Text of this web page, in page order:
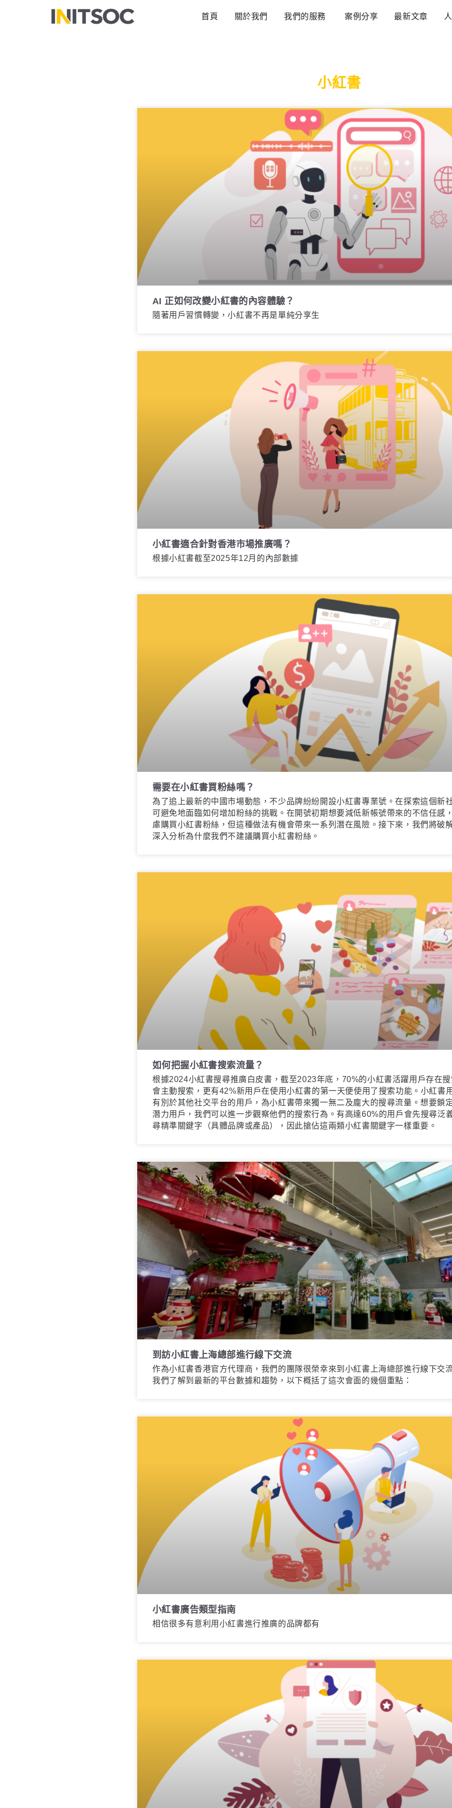
首頁 關於我們 我們的服務 Open 我們的服務
案例分享 最新文章
小紅書
AI 正如何改變小紅書的內容體驗？
隨著用戶習慣轉變，小紅書不再是單純分享生
小紅書適合針對香港市場推廣嗎？
根據小紅書截至2025年12月的內部數據
需要在小紅書買粉絲嗎？
為了追上最新的中國市場動態，不少品牌紛紛開設小紅書專業號。在探索這個新
可避免地面臨如何增加粉絲的挑戰。在開號初期想要減低新帳號帶來的不信任感
慮購買小紅書粉絲，但這種做法有機會帶來一系列潛在風險。接下來，我們將破
深入分析為什麼我們不建議購買小紅書粉絲。
如何把握小紅書搜索流量？
根據2024小紅書搜尋推廣白皮書，截至2023年底，70%的小紅書活躍用戶存在
會主動搜索，更有42%新用戶在使用小紅書的第一天便使用了搜索功能。小紅書
有別於其他社交平台的用戶，為小紅書帶來獨一無二及龐大的搜尋流量。想要鎖
潛力用戶，我們可以進一步觀察他們的搜索行為。有高達60%的用戶會先搜尋泛
尋精準關鍵字（具體品牌或產品），因此搶佔這兩類小紅書關鍵字一樣重要。
到訪小紅書上海總部進行線下交流
作為小紅書香港官方代理商，我們的團隊很榮幸來到小紅書上海總部進行線下交
我們了解到最新的平台數據和趨勢，以下概括了這次會面的幾個重點：
小紅書廣告類型指南
相信很多有意利用小紅書進行推廣的品牌都有